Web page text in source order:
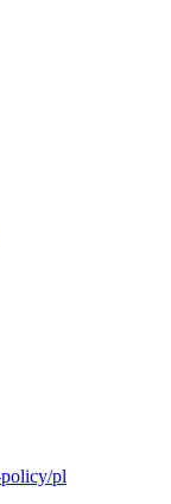
pl